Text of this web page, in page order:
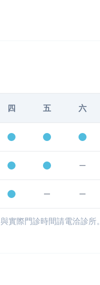
四 五 六
實際門診時間請電洽診所。